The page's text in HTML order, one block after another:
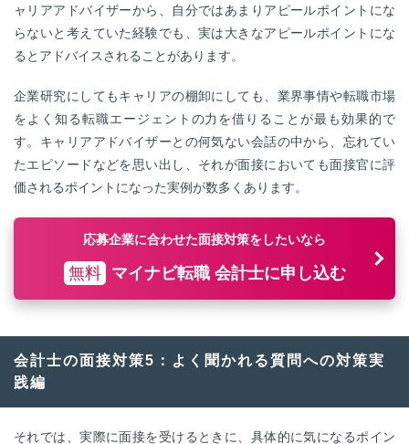
ャリアアドバイザーから、自分ではあまりアピールポイントにな
らないと考えていた経験でも、実は大きなアピールポイントにな
るとアドバイスされることがあります。
企業研究にしてもキャリアの棚卸にしても、業界事情や転職市場
をよく知る転職エージェントの力を借りることが最も効果的で
す。キャリアアドバイザーとの何気ない会話の中から、忘れてい
たエピソードなどを思い出し、それが面接においても面接官に評
価されるポイントになった実例が数多くあります。
応募企業に合わせた面接対策をしたいなら
無料 マイナビ転職 会計士に申し込む
会計士の面接対策5：よく聞かれる質問への対策実
践編
それでは、実際に面接を受けるときに、具体的に気になるポイン